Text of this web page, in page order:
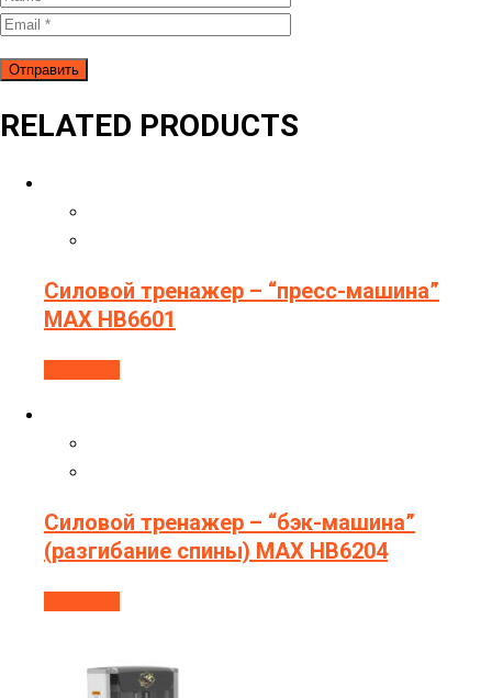
RELATED PRODUCTS
Силовой тренажер – “пресс-машина”
МAX HB6601
Силовой тренажер – “бэк-машина”
(разгибание спины) МAX HB6204